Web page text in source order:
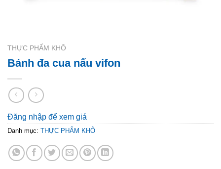
THỰC PHẨM KHÔ
Bánh đa cua nấu vifon
Đăng nhập để xem giá
Danh mục: THỰC PHẨM KHÔ